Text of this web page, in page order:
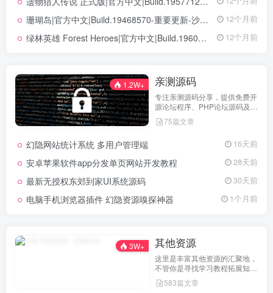
珊瑚岛|官方中文|Build.19468570-重要更新-沙盒|解压即撸| 12个月前
绿林英雄 Forest Heroes|官方中文|Build.19609351+全DLC|解压即撸| 12个月前
1.2W+ 亲测源码
专注亲测源码分享，提供免费开
源论坛程序、PHP论坛源码及论
坛搭建解决方案，所有源码均经
实际测试可用，助力快速搭建稳
75篇文章
幻隐网站统计系统 多用户管理端 16天前
安卓苹果软件app分发单页网站开发教程 28天前
最新无授权东郊到家UI系统源码 30天前
电脑手机浏览器插件 幻隐资源嗅探神器 1个月前
3W+ 其他资源
这里是丰富其他资源的汇聚地，
不管你是寻找学习教程拓展知
识，还是搜集各类素材激发创作
灵感，亦或是查询专业数据辅助
583篇文章